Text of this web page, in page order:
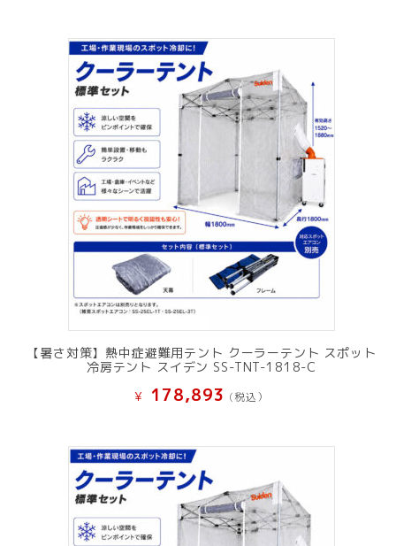
【暑さ対策】熱中症避難用テント クーラーテント スポット
冷房テント スイデン SS-TNT-1818-C
¥ 178,893 (税込）